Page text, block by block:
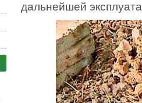
дальнейшей